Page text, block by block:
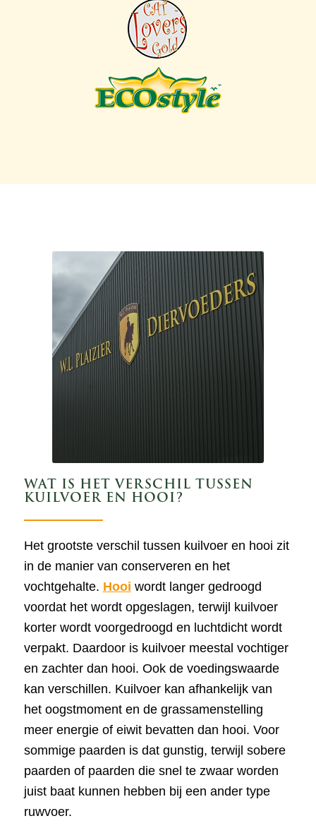
WAT IS HET VERSCHIL TUSSEN
KUILVOER EN HOOI?
Het grootste verschil tussen kuilvoer en hooi zit
in de manier van conserveren en het
vochtgehalte. Hooi wordt langer gedroogd
voordat het wordt opgeslagen, terwijl kuilvoer
korter wordt voorgedroogd en luchtdicht wordt
verpakt. Daardoor is kuilvoer meestal vochtiger
en zachter dan hooi. Ook de voedingswaarde
kan verschillen. Kuilvoer kan afhankelijk van
het oogstmoment en de grassamenstelling
meer energie of eiwit bevatten dan hooi. Voor
sommige paarden is dat gunstig, terwijl sobere
paarden of paarden die snel te zwaar worden
juist baat kunnen hebben bij een ander type
ruwvoer.